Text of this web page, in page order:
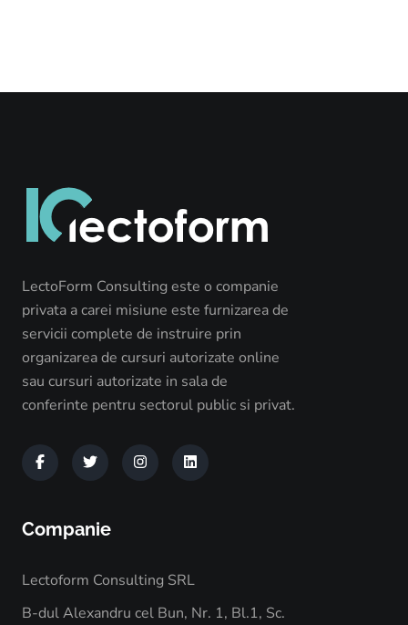
LectoForm Consulting este o companie
privata a carei misiune este furnizarea de
servicii complete de instruire prin
organizarea de cursuri autorizate online
sau cursuri autorizate in sala de
conferinte pentru sectorul public si privat.
Companie
Lectoform Consulting SRL
B-dul Alexandru cel Bun, Nr. 1, Bl.1, Sc.